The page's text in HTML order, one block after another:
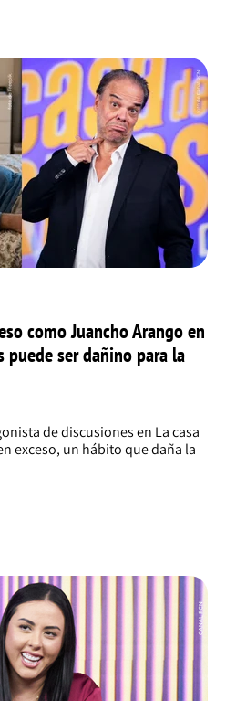
como Juancho Arango en
puede ser dañino para la
de discusiones en La casa
exceso, un hábito que daña la